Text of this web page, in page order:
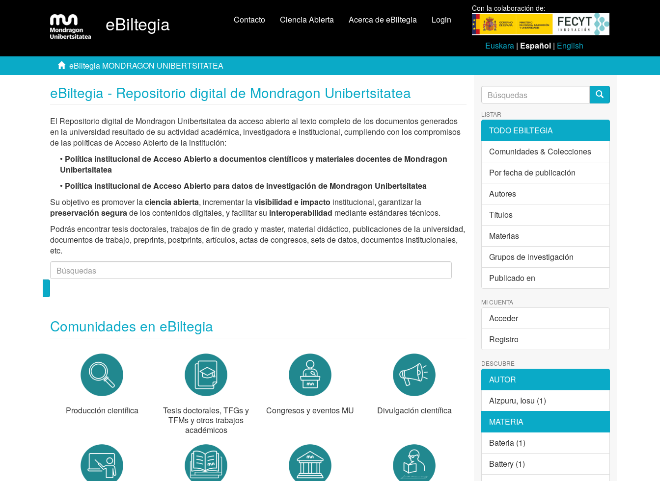
eBiltegia
Con la colaboración de:
Euskara | Español | English
Contacto Ciencia Abierta Acerca de eBiltegia Login
eBiltegia MONDRAGON UNIBERTSITATEA
eBiltegia - Repositorio digital de Mondragon Unibertsitatea
El Repositorio digital de Mondragon Unibertsitatea da acceso abierto al texto completo de los documentos generados
en la universidad resultado de su actividad académica, investigadora e institucional, cumpliendo con los compromisos
de las políticas de Acceso Abierto de la institución:
• Política institucional de Acceso Abierto a documentos científicos y materiales docentes de Mondragon
Unibertsitatea
• Política institucional de Acceso Abierto para datos de investigación de Mondragon Unibertsitatea
Su objetivo es promover laciencia abierta, incrementar lavisibilidad e impacto institucional, garantizar la
preservación segurade los contenidos digitales, y facilitar su interoperabilidad mediante estándares técnicos.
Podrás encontrar tesis doctorales, trabajos de fin de grado y master, material didáctico, publicaciones de la universidad,
documentos de trabajo, preprints, postprints, artículos, actas de congresos, sets de datos, documentos institucionales,
etc.
Comunidades en eBiltegia
Tesis doctorales, TFGs y
TFMs y otros trabajos
académicos
Producción científica Congresos y eventos MU Divulgación científica
LISTAR
TODO EBILTEGIA
Comunidades & Colecciones
Por fecha de publicación
Autores
Títulos
Materias
Grupos de investigación
Publicado en
MI CUENTA
Acceder
Registro
DESCUBRE
AUTOR
Aizpuru, Iosu (1)
MATERIA
Bateria (1)
Battery (1)